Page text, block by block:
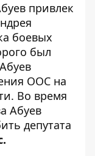
привлек
боевых
был
ООС на
Во время
Абуев
депутата